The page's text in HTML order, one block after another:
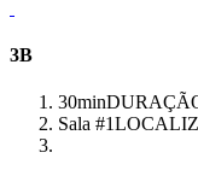
3B
30min
Sala #1